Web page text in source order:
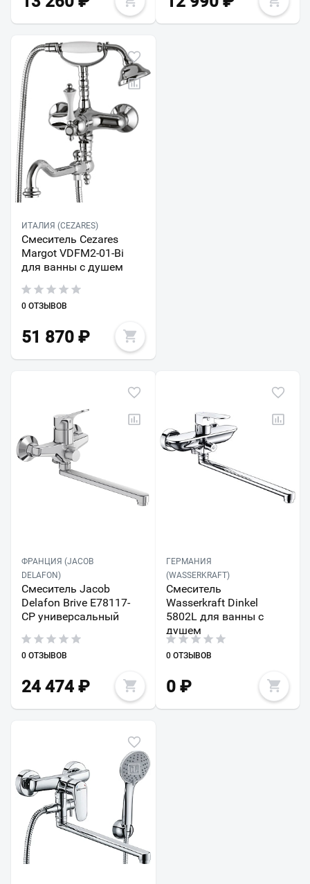
ИТАЛИЯ (CEZARES)
Смеситель Cezares
Margot VDFM2-01-Bi
для ванны с душем
0 ОТЗЫВОВ
51 870 ₽
ФРАНЦИЯ (JACOB
DELAFON)
Смеситель Jacob
Delafon Brive E78117-
CP универсальный
0 ОТЗЫВОВ
24 474 ₽
ГЕРМАНИЯ
(WASSERKRAFT)
Смеситель
Wasserkraft Dinkel
5802L для ванны с
душем
0 ОТЗЫВОВ
0₽